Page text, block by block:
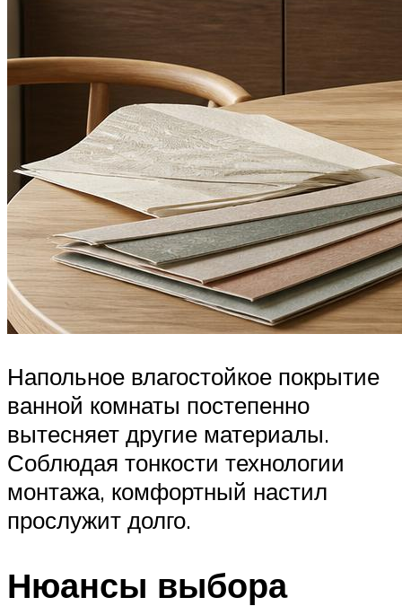
Напольное влагостойкое покрытие
ванной комнаты постепенно
вытесняет другие материалы.
Соблюдая тонкости технологии
монтажа, комфортный настил
прослужит долго.
Нюансы выбора